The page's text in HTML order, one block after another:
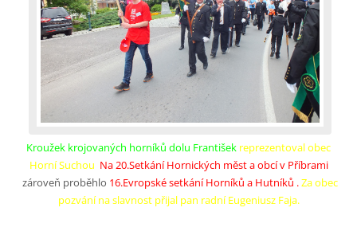
Kroužek krojovaných horníků dolu František reprezentoval obec
Horní Suchou Na 20.Setkání Hornických měst a obcí v Příbrami
zároveň proběhlo 16.Evropské setkání Horníků a Hutníků .Za obec
pozvání na slavnost přijal pan radní Eugeniusz Faja.